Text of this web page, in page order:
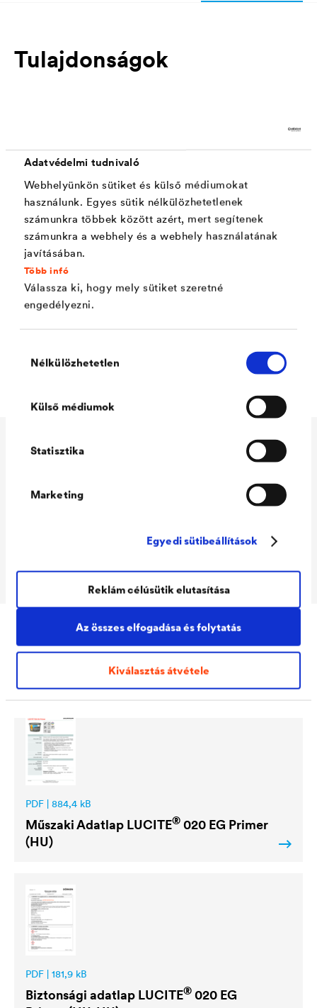
Adatvédelmi tudnivaló
Webhelyünkön sütiket és külső médiumokat
használunk. Egyes sütik nélkülözhetetlenek
számunkra többek között azért, mert segítenek
számunkra a webhely és a webhely használatának
javításában.
Több infó
Válassza ki, hogy mely sütiket szeretné
engedélyezni.
kiválasztása
Nélkülözhetetlen
Külső médiumok
Statisztika
Marketing
Egyedi sütibeállítások
Az összes elfogadása és folytatás
Kiválasztás átvétele
Reklám célúsütik elutasítása
Tulajdonságok
Oldószermentes, a felületet enyhén kitölti és
egalizálja a nedvszívást
Nagyon jó tapadási tulajdonságokkal rendelkezik
Könnyen feldolgozható, DÖRKEN MIXPlus
rendszerben pasztell színekben is keverhető
Az alapfelületnek egységes megjelenést ad, így
elkerülhető annak "felhősödése" a festés után
szilikát festékek)
Műszaki adatok
18 kg
Letöltések
PDF | 884,4 kB
Műszaki Adatlap LUCITE® 020 EG Primer
(HU)
PDF | 181,9 kB
Biztonsági adatlap LUCITE® 020 EG